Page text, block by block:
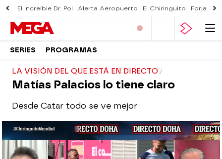
El increíble Dr. Pol Alerta Aeropuerto El Chiringuito Forjado
SERIES PROGRAMAS
LA VISIÓN DEL QUE ESTÁ EN DIRECTO
Matías Palacios lo tiene claro
Desde Catar todo se ve mejor